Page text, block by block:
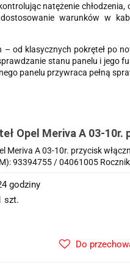
natężenie
warunków w
od klasycznych pokręteł po
stanu panelu i jego
panelu przywraca pełną
Opel Meriva A 03-10r.
93394755 04061005
Meriva A 03-10r. przycisk
93394755 / 04061005
godziny
szt.
Do